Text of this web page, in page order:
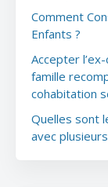
Comment
Enfants ?
Accepter
famille
cohabitation
Quelles sont
avec